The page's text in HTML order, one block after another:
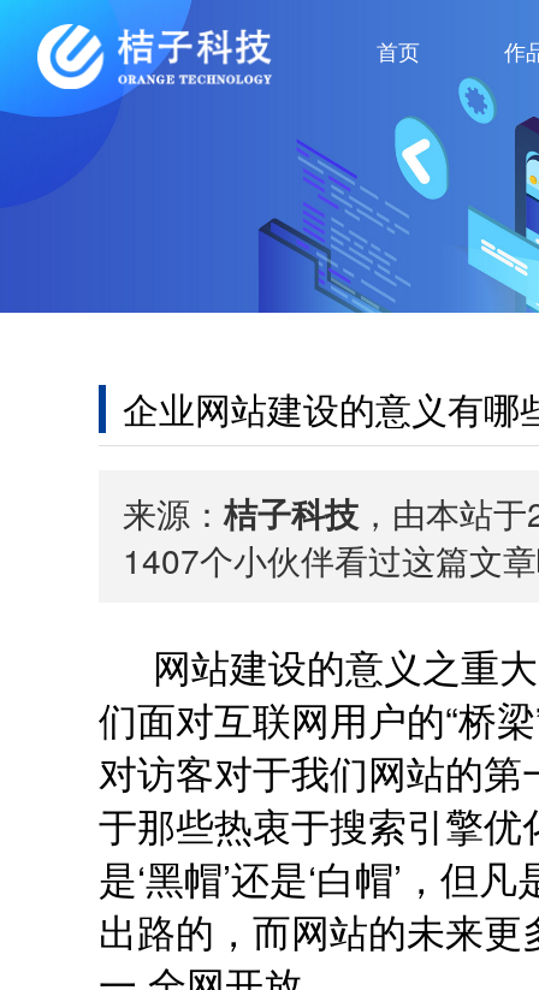
首页 作
企业网站建设的意义有哪
来源：桔子科技，由本站
1407个小伙伴看过这篇文
网站建设的意义之重
们面对互联网用户的“桥
对访客对于我们网站的
于那些热衷于搜索引擎优
是‘黑帽’还是‘白帽’，但
出路的，而网站的未来